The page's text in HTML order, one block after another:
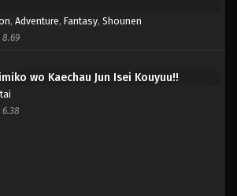
, Adventure, Fantasy, Shounen
8.69
wo Kaechau Jun Isei Kouyuu!!
6.38